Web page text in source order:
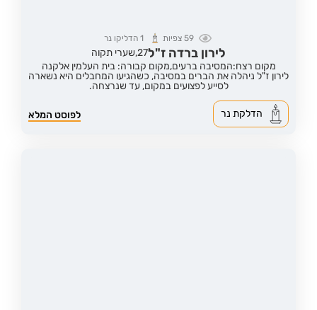
59צפיות 1 הדליקו נר
לירון ברדה ז"ל27, שערי תקוה
מקום רצח:המסיבה ברעים,מקום קבורה: בית העלמין אלקנה
לירון ז"ל ניהלה את הברים במסיבה, כשהגיעו המחבלים היא נשארה
לסייע לפצועים במקום, עד שנרצחה.
לפוסט המלא הדלקת נר